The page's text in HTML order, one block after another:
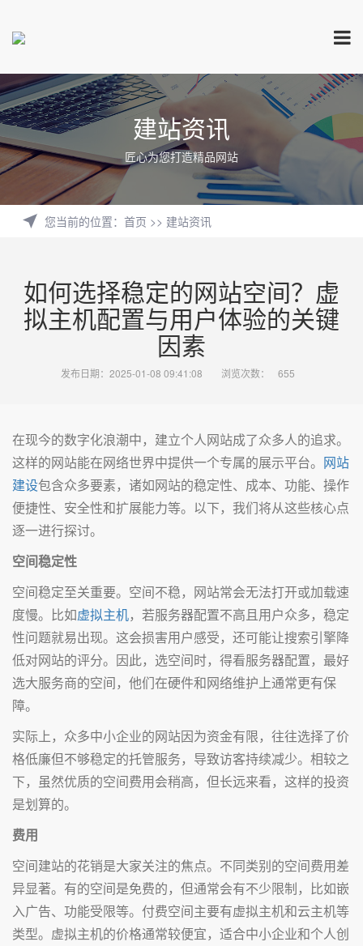
建站资讯
匠心为您打造精品网站
您当前的位置： 首页 >> 建站资讯
如何选择稳定的网站空间？虚
拟主机配置与用户体验的关键
因素
发布日期：2025-01-08 09:41:08 浏览次数： 655
在现今的数字化浪潮中，建立个人网站成了众多人的追求。
这样的网站能在网络世界中提供一个专属的展示平台。 网站
建设包含众多要素，诸如网站的稳定性、成本、功能、操作
便捷性、安全性和扩展能力等。以下，我们将从这些核心点
逐一进行探讨。
空间稳定性
空间稳定至关重要。空间不稳，网站常会无法打开或加载速
度慢。比如虚拟主机，若服务器配置不高且用户众多，稳定
性问题就易出现。这会损害用户感受，还可能让搜索引擎降
低对网站的评分。因此，选空间时，得看服务器配置，最好
选大服务商的空间，他们在硬件和网络维护上通常更有保
障。
实际上，众多中小企业的网站因为资金有限，往往选择了价
格低廉但不够稳定的托管服务，导致访客持续减少。相较之
下，虽然优质的空间费用会稍高，但长远来看，这样的投资
是划算的。
费用
空间建站的花销是大家关注的焦点。不同类别的空间费用差
异显著。有的空间是免费的，但通常会有不少限制，比如嵌
入广告、功能受限等。付费空间主要有虚拟主机和云主机等
类型。虚拟主机的价格通常较便宜，适合中小企业和个人创